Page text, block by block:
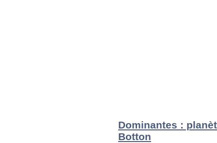
Dominantes :
Botton